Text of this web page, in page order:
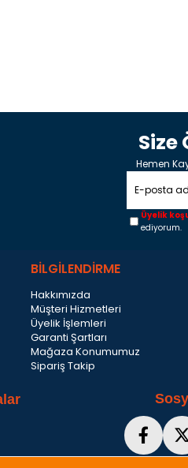
Hemen
Üyelik
ediyorum.
BİLGİLENDİRME
Hakkımızda
Müşteri Hizmetleri
Üyelik İşlemleri
Garanti Şartları
Mağaza Konumumuz
Sipariş Takip